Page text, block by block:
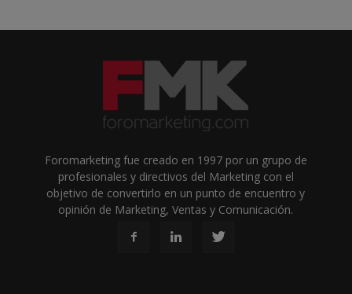
Foromarketing fue creado en 1997 por un grupo de
profesionales y directivos del Marketing con el
objetivo de convertirlo en un punto de encuentro y
opinión de Marketing, Ventas y Comunicación.